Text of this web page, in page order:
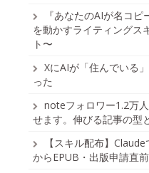
『あなたのAIが名コ
を動かすライティングス
ト〜
XにAIが「住んでいる
った
noteフォロワー1.2万
せます。伸びる記事の型
【スキル配布】
からEPUB・出版申請直